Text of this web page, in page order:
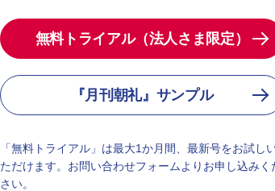
無料トライアル（法人さま限定）
『月刊朝礼』サンプル
「無料トライアル」は最大1か月間、最新号をお試し
ただけます。お問い合わせフォームよりお申し込みく
さい。